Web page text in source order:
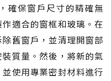
確保窗戶尺寸的精確無
適合的窗框和玻璃。在
舊窗戶，並清理開窗部
質量。然後，將新的氣
使用專業密封材料進行